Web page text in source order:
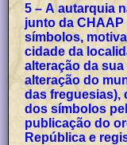
5 – A autarquia
junto da
símbolos,
cidade da
alteração da
alteração do
das freguesias),
dos símbolos
publicação do
República e